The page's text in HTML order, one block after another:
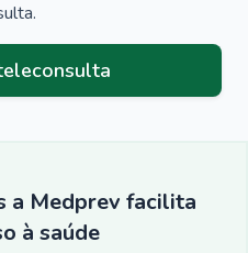
a Medprev facilita
à saúde